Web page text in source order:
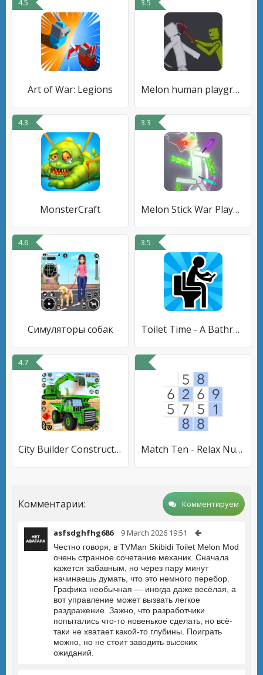
4.5
Art of War: Legions
3.5
Melon human playground mod
4.3
MonsterCraft
3.3
Melon Stick War Playground
4.6
Симуляторы собак
3.5
Toilet Time - A Bathroom Game
4.7
City Builder Construction Sim Match Ten - Relax Number Game
Комментарии: Комментируем
asfsdghfhg686 9 March 2026 19:51
Честно говоря, в TVMan Skibidi Toilet Melon Mod
очень странное сочетание механик. Сначала
кажется забавным, но через пару минут
начинаешь думать, что это немного перебор.
Графика необычная — иногда даже весёлая, а
вот управление может вызвать легкое
раздражение. Зажно, что разработчики
попытались что-то новенькое сделать, но всё-
таки не хватает какой-то глубины. Поиграть
можно, но не стоит заводить высоких
ожиданий.